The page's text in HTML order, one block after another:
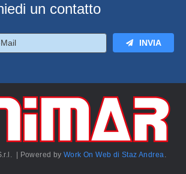
un contatto
INVIA
| Powered byWork On Web di Staz Andrea.